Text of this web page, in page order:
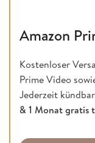
Amazon
Kostenloser
Prime Video
Jederzeit
& 1 Monat gratis